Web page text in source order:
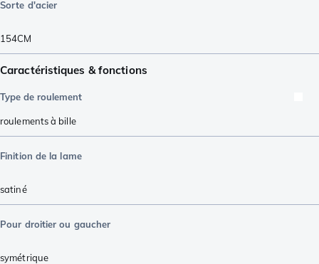
Sorte d'acier
154CM
Caractéristiques & fonctions
Type de roulement
roulements à bille
Finition de la lame
satiné
Pour droitier ou gaucher
symétrique